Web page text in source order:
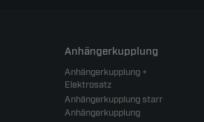
Anhängerkupplung
Anhängerkupplung +
Elektrosatz
Anhängerkupplung starr
Anhängerkupplung